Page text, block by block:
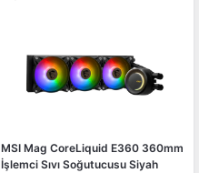
MSI Mag CoreLiquid E360 360mm
İşlemci Sıvı Soğutucusu Siyah